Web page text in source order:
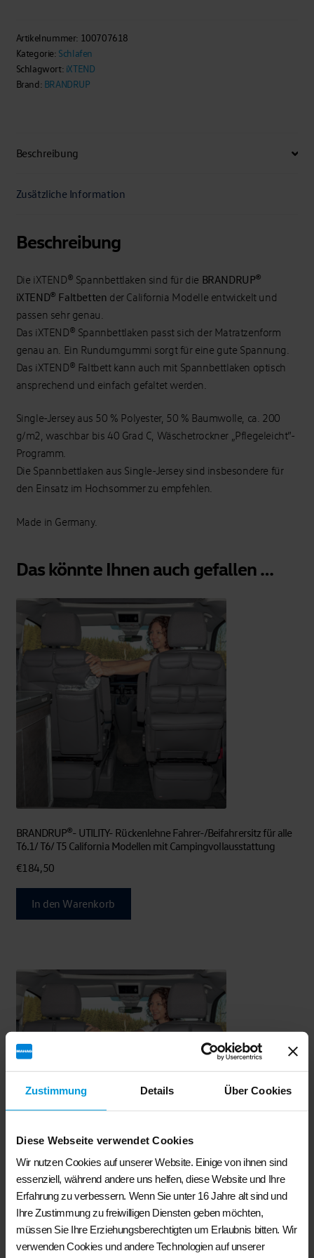
Zustimmung Details Über Cookies
Diese Webseite verwendet Cookies
Wir nutzen Cookies auf unserer Website. Einige von ihnen sind
essenziell, während andere uns helfen, diese Website und Ihre
Erfahrung zu verbessern. Wenn Sie unter 16 Jahre alt sind und
Ihre Zustimmung zu freiwilligen Diensten geben möchten,
müssen Sie Ihre Erziehungsberechtigten um Erlaubnis bitten. Wir
verwenden Cookies und andere Technologien auf unserer
Brandrup-
iXTEND
Faltbett
VW
Coast/Comfortline
Artikelnummer: 100707618
Kategorie: Schlafen
Schlagwort: iXTEND
Brand: BRANDRUP
Beschreibung
Zusätzliche Information
Beschreibung
Die iXTEND® Spannbettlaken sind für die BRANDRUP®
iXTEND® Faltbetten der California Modelle entwickelt und
passen sehr genau.
Das iXTEND® Spannbettlaken passt sich der Matratzenform
genau an. Ein Rundumgummi sorgt für eine gute Spannung.
Das iXTEND® Faltbett kann auch mit Spannbettlaken optisch
ansprechend und einfach gefaltet werden.
Single-Jersey aus 50 % Polyester, 50 % Baumwolle, ca. 200
g/m2, waschbar bis 40 Grad C, Wäschetrockner „Pflegeleicht”-
Programm.
Die Spannbettlaken aus Single-Jersey sind insbesondere für
den Einsatz im Hochsommer zu empfehlen.
Made in Germany.
Das könnte Ihnen auch gefallen …
BRANDRUP®- UTILITY- Rückenlehne Fahrer-/Beifahrersitz für alle
T6.1/ T6/ T5 California Modellen mit Campingvollausstattung
€184,50
In den Warenkorb
BRANDRUP®- UTILITY- Rückenlehne Fahrersitz mit MULTIBOX für
alle T6.1/ T6/ T5 California Modellen mit Campingvollausstattung
174,50